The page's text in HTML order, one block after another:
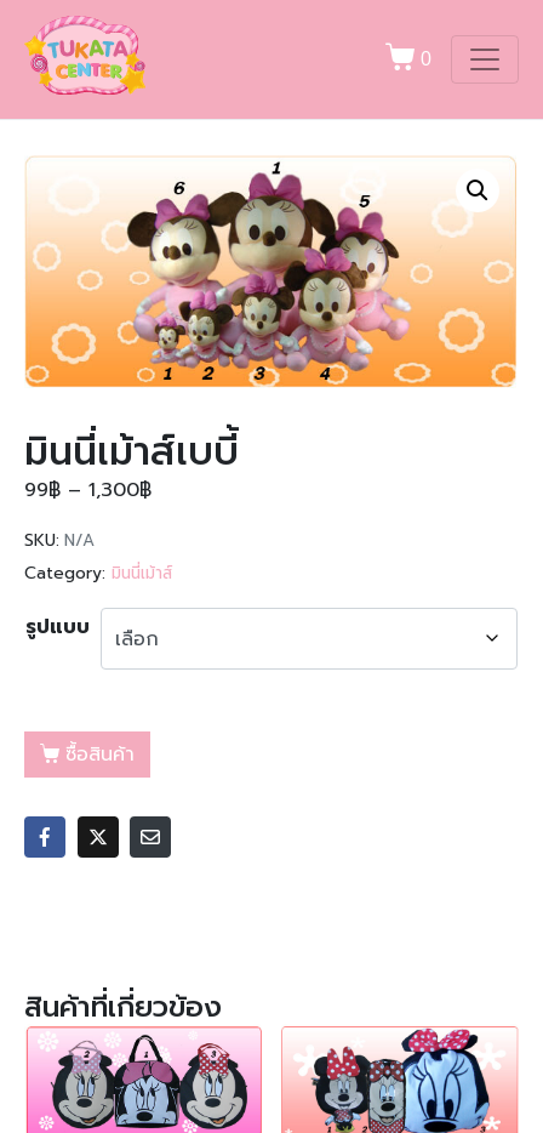
0
มินนี่เม้าส์เบบี้
99฿ – 1,300฿
SKU: N/A
Category: มินนี่เม้าส์
รูปแบบ
ซื้อสินค้า
สินค้าที่เกี่ยวข้อง